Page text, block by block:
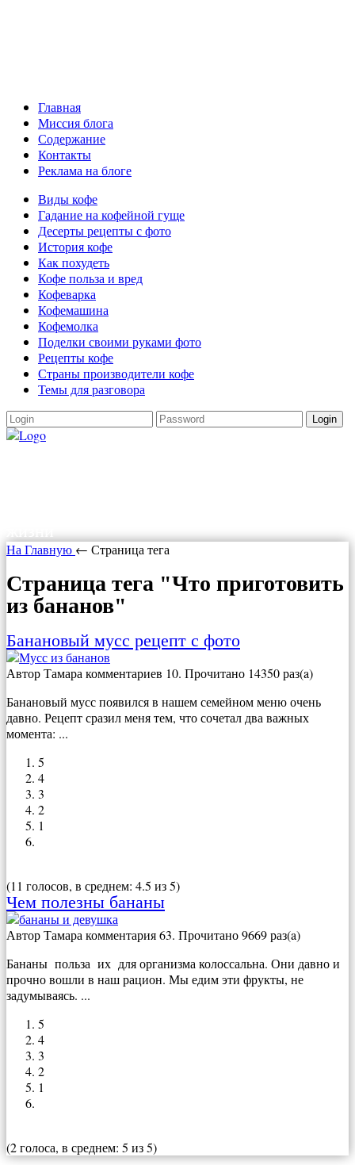
Главная
Миссия блога
Содержание
Контакты
Реклама на блоге
Виды кофе
Гадание на кофейной гуще
Десерты рецепты с фото
История кофе
Как похудеть
Кофе польза и вред
Кофеварка
Кофемашина
Кофемолка
Поделки своими руками фото
Рецепты кофе
Страны производители кофе
Темы для разговора
Login
На Главную ← Страница тега
Страница тега "Что приготовить
из бананов"
Банановый мусс рецепт с фото
АвторТамара комментариев 10. Прочитано 14350 раз(a)
Банановый мусс появился в нашем семейном меню очень
давно. Рецепт сразил меня тем, что сочетал два важных
момента: ...
5
4
3
2
1
(11 голосов, в среднем: 4.5 из 5)
Чем полезны бананы
АвторТамара комментария 63. Прочитано 9669 раз(a)
Бананы польза их для организма колоссальна. Они давно и
прочно вошли в наш рацион. Мы едим эти фрукты, не
задумываясь. ...
5
4
3
2
1
(2 голоса, в среднем: 5 из 5)